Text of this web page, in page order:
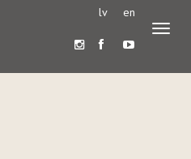
lv en